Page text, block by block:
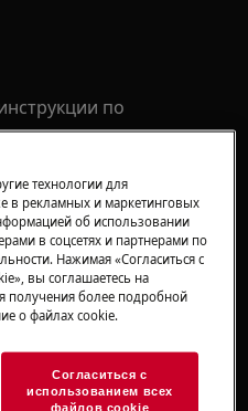
по
перед
user-manuals/
ЭЛЕКТРИЧЕСКОГО
технологии для
в рекламных и маркетинговых
об использовании
в соцсетях и партнерами по
Нажимая «Согласиться с
вы соглашаетесь на
получения более подробной
о файлах cookie.
Согласиться с
использованием всех
файлов cookie